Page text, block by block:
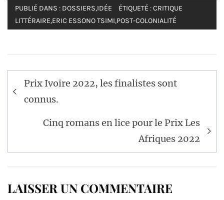
PUBLIÉ DANS : DOSSIERS,IDÉE ÉTIQUETÉ :CRITIQUE
LITTÉRAIRE,ERIC ESSONO TSIMI,POST-COLONIALITÉ
Navigation
de
Prix Ivoire 2022, les finalistes sont
connus.
Cinq romans en lice pour le Prix Les
Afriques 2022
LAISSER UN COMMENTAIRE